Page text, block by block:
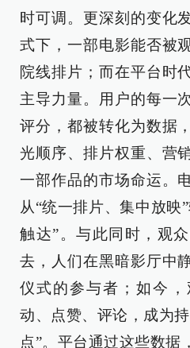
时可调。更深刻的变化
式下，一部电影能否被
院线排片；而在平台时
主导力量。用户的每一
评分，都被转化为数据
光顺序、排片权重、营
一部作品的市场命运。
从“统一排片、集中放映
触达”。与此同时，观
去，人们在黑暗影厅中
仪式的参与者；如今
动、点赞、评论，成为
点”。平台通过这些数据